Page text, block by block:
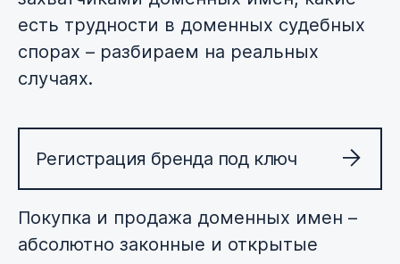
есть трудности в доменных судебных
спорах – разбираем на реальных
случаях.
Регистрация бренда под ключ
Покупка и продажа доменных имен –
абсолютно законные и открытые